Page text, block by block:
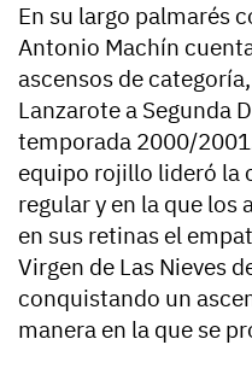
En su largo palmarés
Antonio Machín
ascensos de
Lanzarote a Segunda
temporada 2000/
equipo rojillo lideró la
regular y en la que los
en sus retinas el
Virgen de Las Nieves
conquistando un
manera en la que se